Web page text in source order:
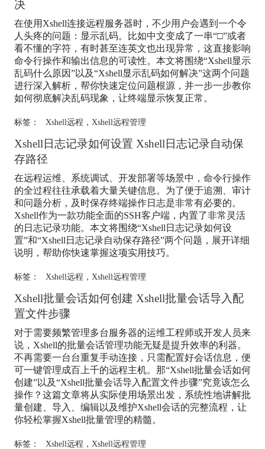
决
在使用Xshell连接远程服务器时，不少用户会遇到一个令
人头疼的问题：显示乱码。比如中文变成了一串“□”或者
看不懂的字符，有时甚至连英文也出现异常，这直接影响
命令行操作和输出信息的可读性。本文将围绕“Xshell显示
乱码什么原因”以及“Xshell显示乱码如何解决”这两个问题
进行深入解析，帮你快速定位问题根源，并一步一步教你
如何彻底解决乱码现象，让终端显示恢复正常。
标签： Xshell远程 ， Xshell远程管理
Xshell日志记录如何设置 Xshell日志记录自动保
存路径
在远程运维、系统调试、开发部署等场景中，命令行操作
的全过程往往承载着大量关键信息。为了便于追溯、审计
和问题分析，及时保存终端操作日志是非常有必要的。
Xshell作为一款功能全面的SSH客户端，内置了非常灵活
的日志记录功能。本文将围绕“Xshell日志记录如何设
置”和“Xshell日志记录自动保存路径”两个问题，展开详细
说明，帮助你快速掌握这项实用技巧。
标签： Xshell远程 ， Xshell远程管理
Xshell批量会话如何创建 Xshell批量会话导入配
置文件步骤
对于需要频繁管理多台服务器的运维工程师或开发人员来
说，Xshell的批量会话管理功能无疑是提升效率的利器。
不再需要一台台重复手动连接，只需配置好会话信息，便
可一键管理成百上千的远程主机。那“Xshell批量会话如何
创建”以及“Xshell批量会话导入配置文件步骤”究竟该怎么
操作？这篇文章将从实际使用场景出发，系统性地讲解批
量创建、导入、编辑以及维护Xshell会话的完整流程，让
你轻松掌握Xshell批量管理的精髓。
标签： Xshell远程 ， Xshell远程管理